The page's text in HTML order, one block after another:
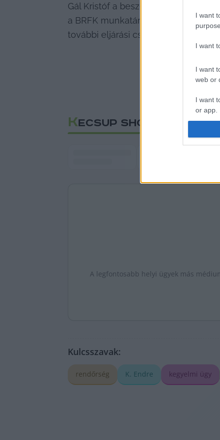
I want
I want
I want
web or
I want
or app.
I want
Gál Kristóf a beszélgetésen
a BRFK munkatársai K. Endrét
további eljárási cselekményekre
KECSUP SHORTS
A legfontosabb helyi ügyek más
Kulcsszavak:
rendőrség K. Endre kegyelmi ügy